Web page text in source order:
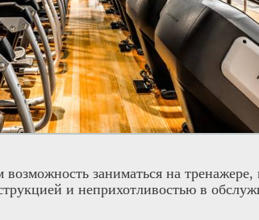
возможность заниматься на
и неприхотливостью в